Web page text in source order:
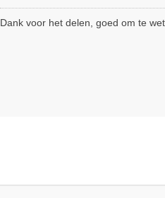
e
Dank voor het delen, goed om te